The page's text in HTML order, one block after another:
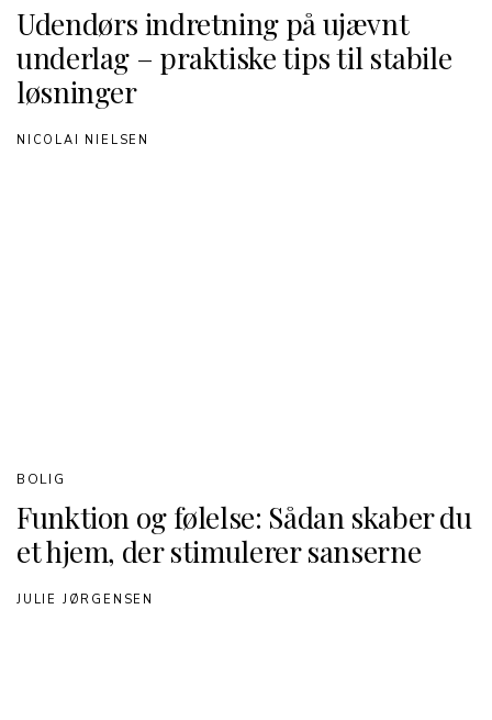
Udendørs indretning på ujævnt
underlag – praktiske tips til stabile
løsninger
NICOLAI NIELSEN
Funktion og følelse: Sådan skaber du
et hjem, der stimulerer sanserne
BOLIG
JULIE JØRGENSEN